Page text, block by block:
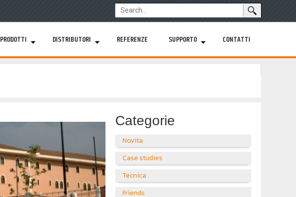
PRODOTTI DISTRIBUTORI REFERENZE SUPPORTO CONTATTI
Categorie
Novita
Case studies
Tecnica
Friends